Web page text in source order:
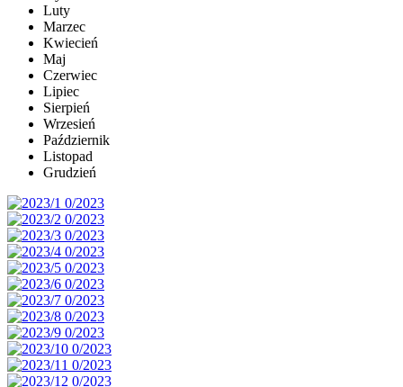
Luty
Marzec
Kwiecień
Maj
Czerwiec
Lipiec
Sierpień
Wrzesień
Październik
Listopad
Grudzień